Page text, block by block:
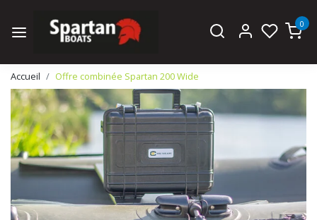
0
Accueil Offre combinée Spartan 200 Wide